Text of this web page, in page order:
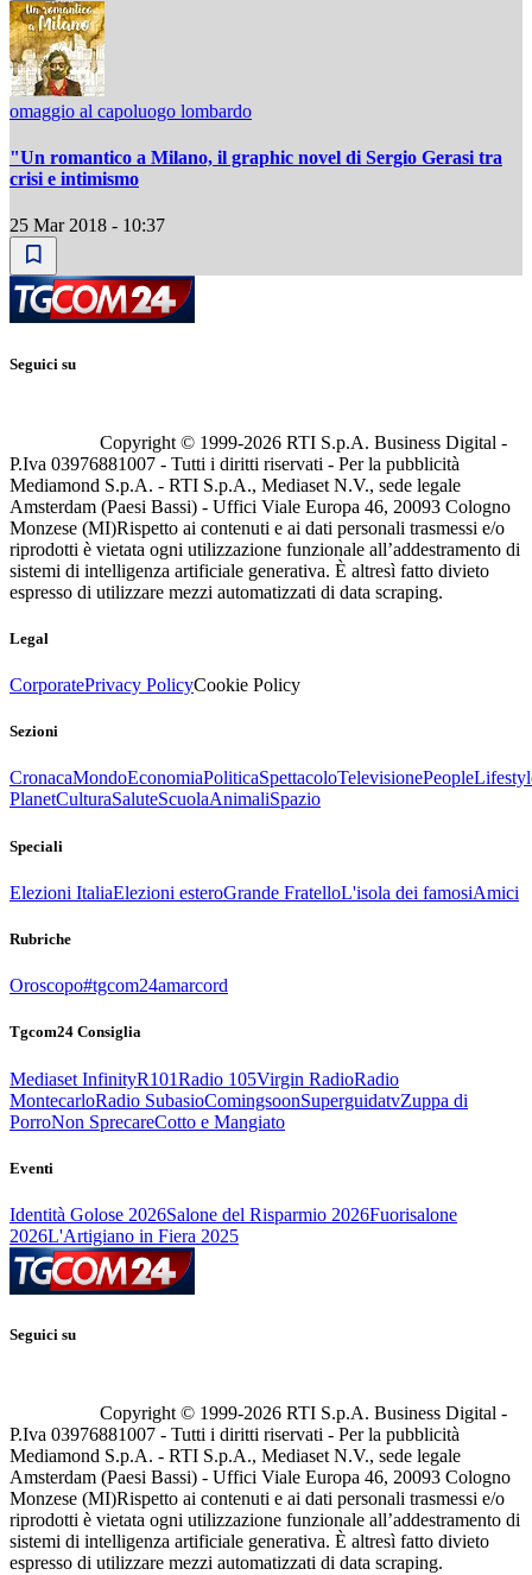
omaggio al capoluogo lombardo
"Un romantico a Milano, il graphic novel di Sergio Gerasi tra
crisi e intimismo
25 Mar 2018 - 10:37
Seguici su
Copyright © 1999-2026 RTI S.p.A. Business Digital -
P.Iva 03976881007 - Tutti i diritti riservati - Per la pubblicità
Mediamond S.p.A. - RTI S.p.A., Mediaset N.V., sede legale
Amsterdam (Paesi Bassi) - Uffici Viale Europa 46, 20093 Cologno
Monzese (MI)Rispetto ai contenuti e ai dati personali trasmessi e/o
riprodotti è vietata ogni utilizzazione funzionale all’addestramento di
sistemi di intelligenza artificiale generativa. È altresì fatto divieto
espresso di utilizzare mezzi automatizzati di data scraping.
Legal
CorporatePrivacy PolicyCookie Policy
Sezioni
CronacaMondoEconomiaPoliticaSpettacoloTelevisionePeople
PlanetCulturaSaluteScuolaAnimaliSpazio
Speciali
Elezioni ItaliaElezioni esteroGrande FratelloL'isola dei famosiAmici
Rubriche
Oroscopo#tgcom24amarcord
Tgcom24 Consiglia
Mediaset InfinityR101Radio 105Virgin RadioRadio
MontecarloRadio SubasioComingsoonSuperguidatvZuppa di
PorroNon SprecareCotto e Mangiato
Eventi
Identità Golose 2026Salone del Risparmio 2026Fuorisalone
2026L'Artigiano in Fiera 2025
Seguici su
Copyright © 1999-2026 RTI S.p.A. Business Digital -
P.Iva 03976881007 - Tutti i diritti riservati - Per la pubblicità
Mediamond S.p.A. - RTI S.p.A., Mediaset N.V., sede legale
Amsterdam (Paesi Bassi) - Uffici Viale Europa 46, 20093 Cologno
Monzese (MI)Rispetto ai contenuti e ai dati personali trasmessi e/o
riprodotti è vietata ogni utilizzazione funzionale all’addestramento di
sistemi di intelligenza artificiale generativa. È altresì fatto divieto
espresso di utilizzare mezzi automatizzati di data scraping.